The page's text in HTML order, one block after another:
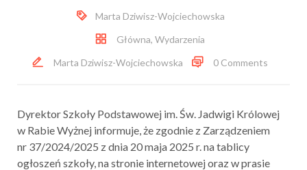
Marta Dziwisz-Wojciechowska
Główna, Wydarzenia
Marta Dziwisz-Wojciechowska
0 Comments
Dyrektor Szkoły Podstawowej im. Św. Jadwigi Królowej
w Rabie Wyżnej informuje, że zgodnie z Zarządzeniem
nr 37/2024/2025 z dnia 20 maja 2025 r. na tablicy
ogłoszeń szkoły, na stronie internetowej oraz w prasie